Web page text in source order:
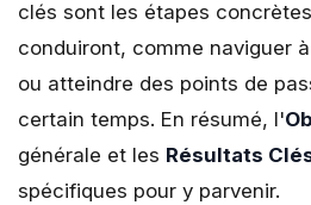
clés sont les étapes
conduiront, comme naviguer
ou atteindre des points de
certain temps. En résumé, l'
générale et les Résultats
spécifiques pour y parvenir.